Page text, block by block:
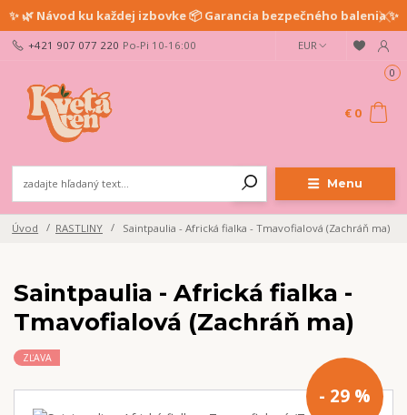
✨ 🌿 Návod ku každej izbovke 📦 Garancia bezpečného balenia ✨
Menu
EUR
+421 907 077 220 Po-Pi 10-16:00
0
€ 0
Úvod RASTLINY Saintpaulia - Africká fialka - Tmavofialová (Zachráň ma)
Saintpaulia - Africká fialka -
Tmavofialová (Zachráň ma)
ZĽAVA
- 29 %